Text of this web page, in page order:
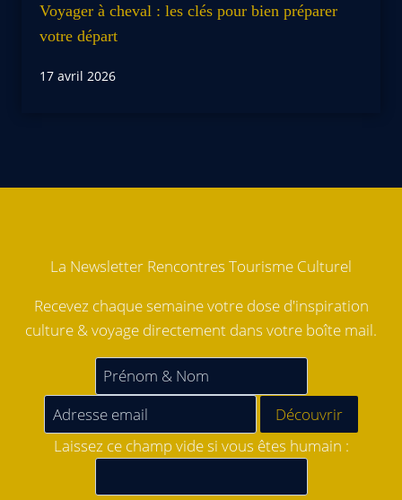
Voyager à cheval : les clés pour bien préparer
votre départ
17 avril 2026
La Newsletter Rencontres Tourisme Culturel
Recevez chaque semaine votre dose d'inspiration
culture & voyage directement dans votre boîte mail.
Laissez ce champ vide si vous êtes humain :